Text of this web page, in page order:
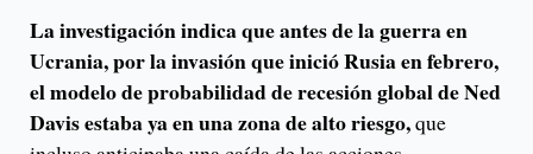
La investigación indica que antes de la guerra en
Ucrania, por la invasión que inició Rusia en febrero,
el modelo de probabilidad de recesión global de Ned
Davis estaba ya en una zona de alto riesgo,que